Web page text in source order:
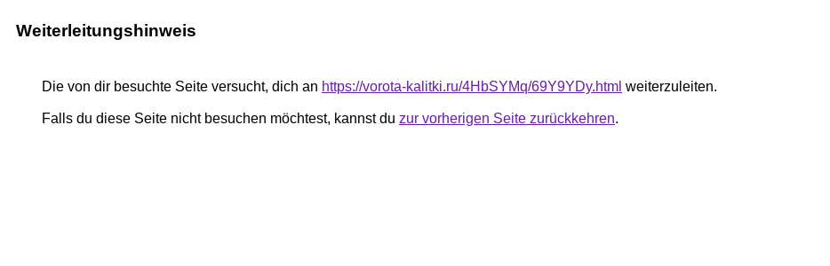
Weiterleitungshinweis
Die von dir besuchte Seite versucht, dich an https://vorota-kalitki.ru/4HbSYMq/69Y9YDy.html weiterzuleiten.
Falls du diese Seite nicht besuchen möchtest, kannst du zur vorherigen Seite zurückkehren.